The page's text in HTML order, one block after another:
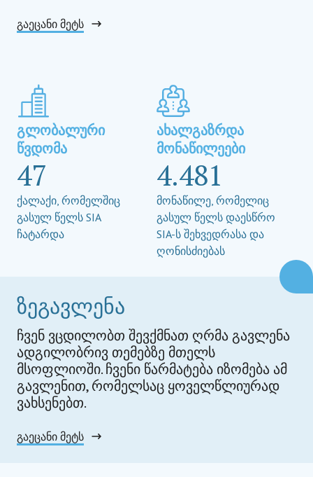
გაეცანი მეტს
გლობალური
წვდომა
47
ქალაქი, რომელშიც
გასულ წელს SIA
ჩატარდა
ახალგაზრდა
მონაწილეები
4.481
მონაწილე, რომელიც
გასულ წელს დაესწრო
SIA-ს შეხვედრასა და
ღონისძიებას
ზეგავლენა
ჩვენ ვცდილობთ შევქმნათ ღრმა გავლენა
ადგილობრივ თემებზე მთელს
მსოფლიოში. ჩვენი წარმატება იზომება ამ
გავლენით, რომელსაც ყოველწლიურად
ვახსენებთ.
გაეცანი მეტს